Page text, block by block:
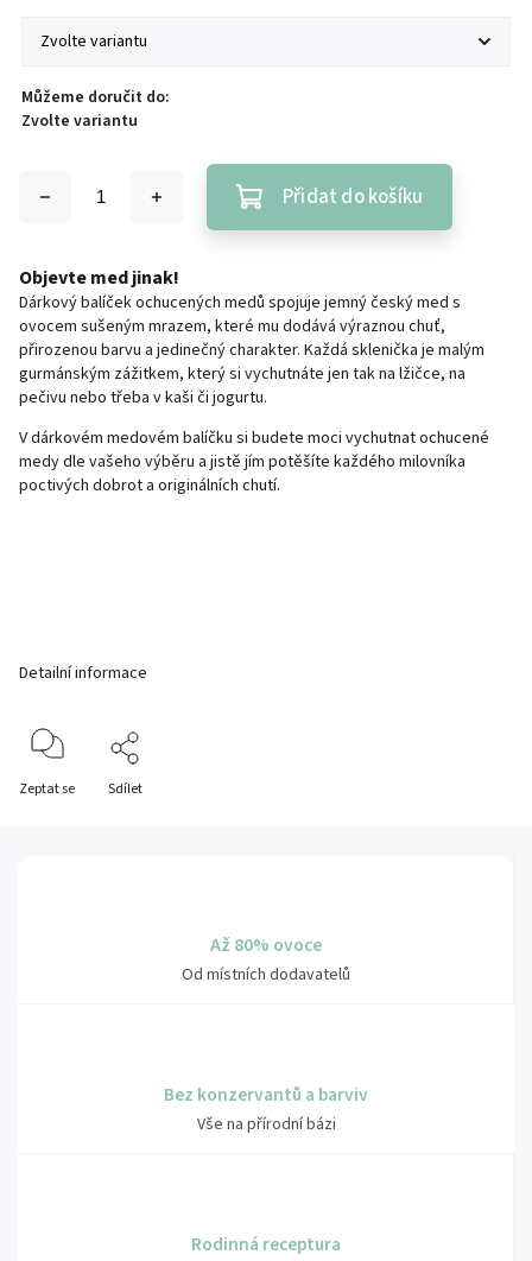
Můžeme doručit do:
Zvolte variantu
Přidat do košíku
Objevte med jinak!
Dárkový balíček ochucených medů spojuje jemný český med s
ovocem sušeným mrazem, které mu dodává výraznou chuť,
přirozenou barvu a jedinečný charakter. Každá sklenička je malým
gurmánským zážitkem, který si vychutnáte jen tak na lžičce, na
pečivu nebo třeba v kaši či jogurtu.
V dárkovém medovém balíčku si budete moci vychutnat ochucené
medy dle vašeho výběru a jistě jím potěšíte každého milovníka
poctivých dobrot a originálních chutí.
Detailní informace
Zeptat se Sdílet
Až 80% ovoce
Od místních dodavatelů
Bez konzervantů a barviv
Vše na přírodní bázi
Rodinná receptura